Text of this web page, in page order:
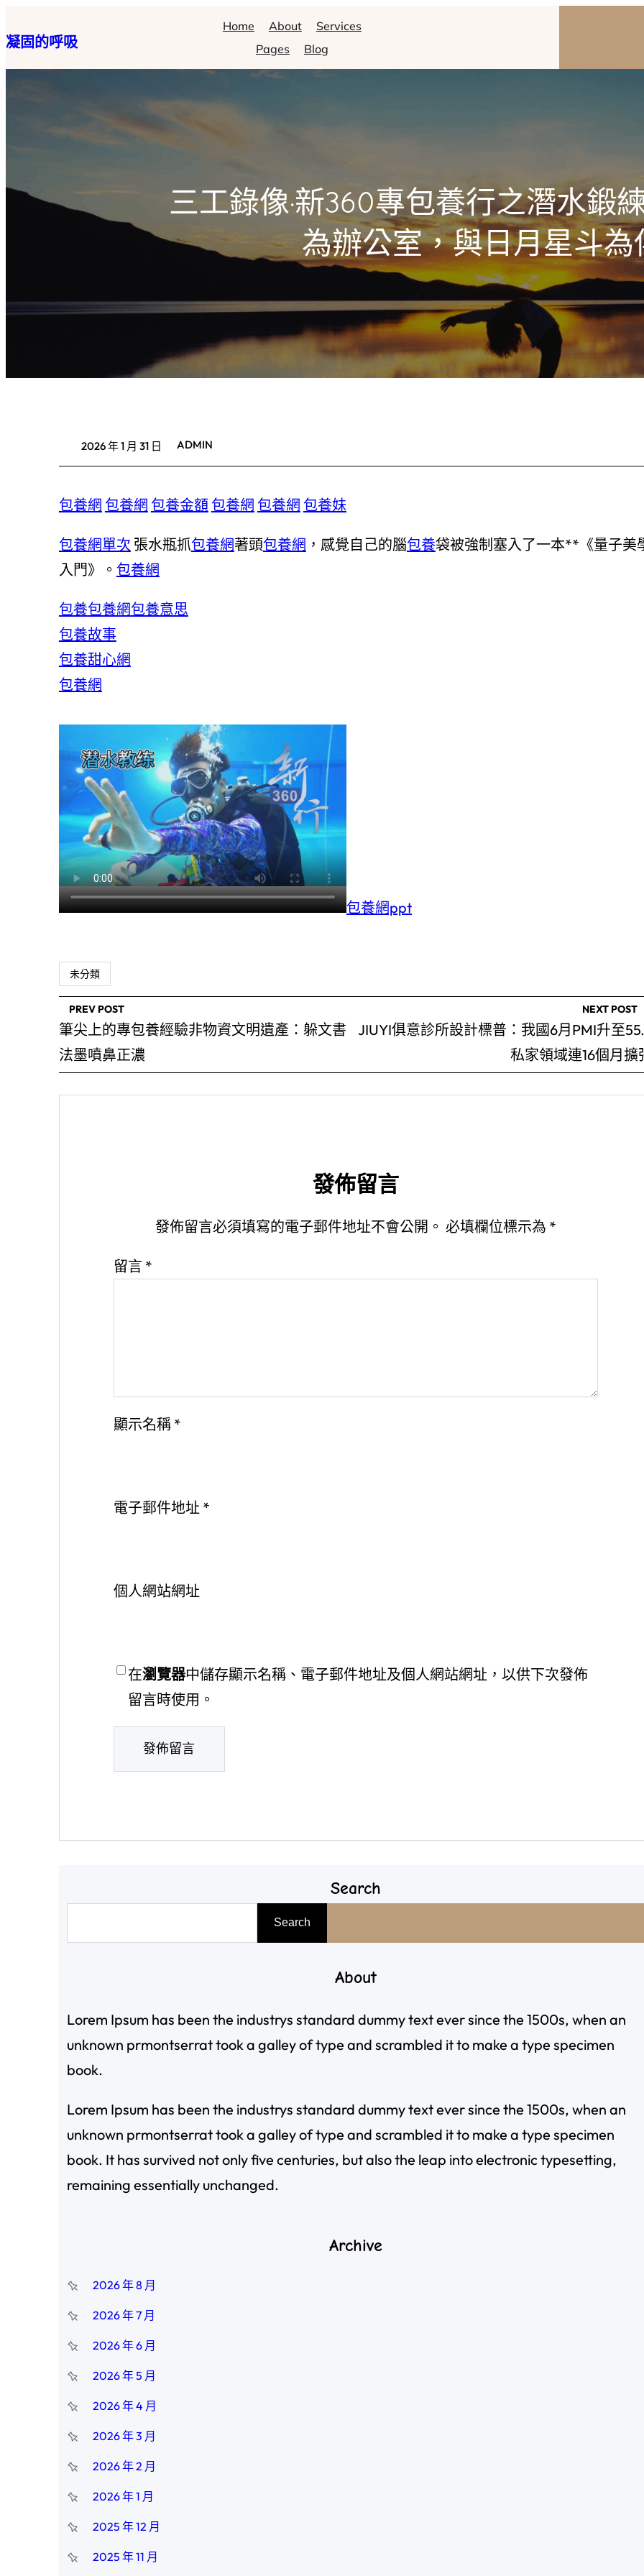
至
主
凝固的呼吸
Home About
Services
Pages
Blog
三工錄像·新360專包養行之潛水鍛
為辦公室，與日月星斗為
2026 年 1 月 31 日 ADMIN
包養網 包養網 包養金額 包養網 包養網 包養妹
包養網單次 張水瓶抓包養網著頭包養網 ，感覺自己的腦包養袋被強制塞入了一本**《量子美
入門》。 包養網
包養包養網包養意思
包養故事
包養甜心網
包養網
包養網ppt
未分類
PREV POST
筆尖上的專包養經驗非物資文明遺產：躲文書
法墨噴鼻正濃
NEXT POST
JIUYI俱意診所設計標普：我國6月PMI升至
私家領域連16個月擴
發佈留言
發佈留言必須填寫的電子郵件地址不會公開。 必填欄位標示為 *
留言 *
顯示名稱 *
電子郵件地址 *
個人網站網址
在瀏覽器中儲存顯示名稱、電子郵件地址及個人網站網址，以供下次發佈
留言時使用。
Search
尋
Search
About
Lorem Ipsum has been the industrys standard dummy text ever since the 1500s, when an
unknown prmontserrat took a galley of type and scrambled it to make a type specimen
book.
Lorem Ipsum has been the industrys standard dummy text ever since the 1500s, when an
unknown prmontserrat took a galley of type and scrambled it to make a type specimen
book. It has survived not only five centuries, but also the leap into electronic typesetting,
remaining essentially unchanged.
Archive
2026 年 8 月
2026 年 7 月
2026 年 6 月
2026 年 5 月
2026 年 4 月
2026 年 3 月
2026 年 2 月
2026 年 1 月
2025 年 12 月
2025 年 11 月